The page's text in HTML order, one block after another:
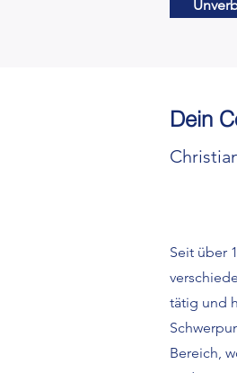
Dein
Seit über
tätig und
Bereich,